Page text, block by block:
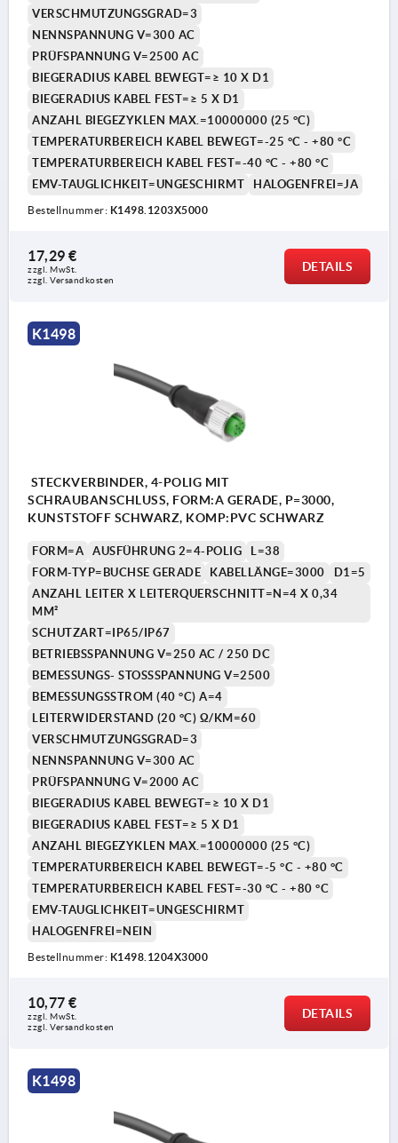
VERSCHMUTZUNGSGRAD=3
NENNSPANNUNG V=300 AC
PRÜFSPANNUNG V=2500 AC
BIEGERADIUS KABEL BEWEGT=≥ 10 X D1
BIEGERADIUS KABEL FEST=≥ 5 X D1
ANZAHL BIEGEZYKLEN MAX.=10000000 (25 °C)
TEMPERATURBEREICH KABEL BEWEGT=-25 °C - +80 °C
TEMPERATURBEREICH KABEL FEST=-40 °C - +80 °C
EMV-TAUGLICHKEIT=UNGESCHIRMT
HALOGENFREI=JA
Bestellnummer: K1498.1203X5000
17,29 €
zzgl. MwSt.
zzgl. Versandkosten
DETAILS
K1498
STECKVERBINDER, 4-POLIG MIT
SCHRAUBANSCHLUSS, FORM:A GERADE, P=3000,
KUNSTSTOFF SCHWARZ, KOMP:PVC SCHWARZ
FORM=A AUSFÜHRUNG 2=4-POLIG
L=38
FORM-TYP=BUCHSE GERADE
KABELLÄNGE=3000
D1=5
ANZAHL LEITER X LEITERQUERSCHNITT=N=4 X 0,34
MM²
SCHUTZART=IP65/IP67
BETRIEBSSPANNUNG V=250 AC / 250 DC
BEMESSUNGS- STOSSSPANNUNG V=2500
BEMESSUNGSSTROM (40 °C) A=4
LEITERWIDERSTAND (20 °C) Ω/KM=60
VERSCHMUTZUNGSGRAD=3
NENNSPANNUNG V=300 AC
PRÜFSPANNUNG V=2000 AC
BIEGERADIUS KABEL BEWEGT=≥ 10 X D1
BIEGERADIUS KABEL FEST=≥ 5 X D1
ANZAHL BIEGEZYKLEN MAX.=10000000 (25 °C)
TEMPERATURBEREICH KABEL BEWEGT=-5 °C - +80 °C
TEMPERATURBEREICH KABEL FEST=-30 °C - +80 °C
EMV-TAUGLICHKEIT=UNGESCHIRMT
HALOGENFREI=NEIN
Bestellnummer: K1498.1204X3000
10,77 €
zzgl. MwSt.
zzgl. Versandkosten
DETAILS
K1498